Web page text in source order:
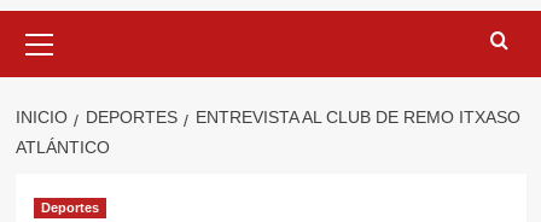
primario
INICIO DEPORTES
ENTREVISTA AL CLUB DE REMO ITXASO
ATLÁNTICO
Deportes